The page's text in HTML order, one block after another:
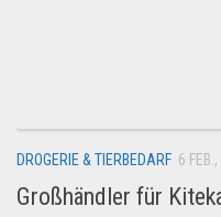
DROGERIE & TIERBEDARF 6
Großhändler für